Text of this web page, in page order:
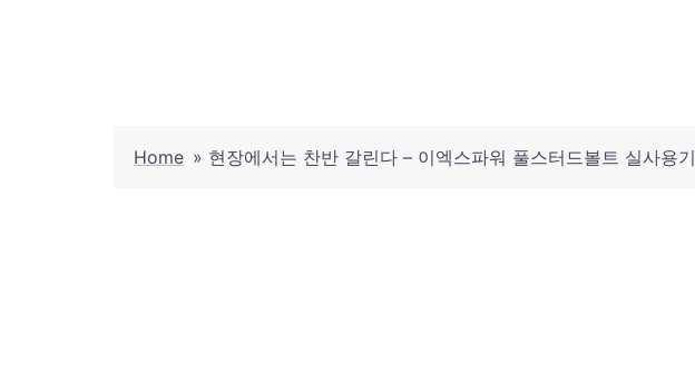
Home » 현장에서는 찬반 갈린다 – 이엑스파워 풀스터드볼트 실사용기